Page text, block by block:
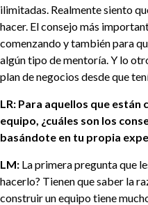
ilimitadas. Realmente siento
hacer. El consejo más
comenzando y también para
algún tipo de mentoría. Y lo
plan de negocios desde que
LR: Para aquellos que
equipo, ¿cuáles son los
basándote en tu propia
LM: La primera pregunta que
hacerlo? Tienen que saber la
construir un equipo tiene